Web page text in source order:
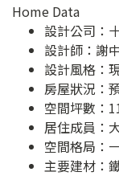
Home Data
設計公司：
設計師：謝
設計風格：
房屋狀況：
空間坪數：
居住成員：
空間格局：
主要建材：